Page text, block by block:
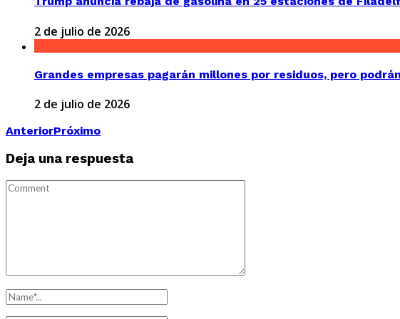
2 de julio de 2026
Grandes empresas pagarán millones por residuos, pero
2 de julio de 2026
AnteriorPróximo
Deja una respuesta